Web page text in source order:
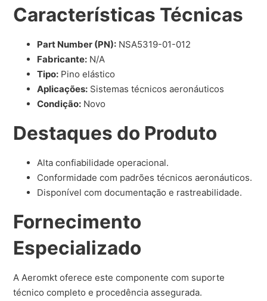
Características Técnicas
Part Number (PN): NSA5319-01-012
Fabricante: N/A
Tipo: Pino elástico
Aplicações: Sistemas técnicos aeronáuticos
Condição: Novo
Destaques do Produto
Alta confiabilidade operacional.
Conformidade com padrões técnicos aeronáuticos.
Disponível com documentação e rastreabilidade.
Fornecimento
Especializado
A Aeromkt oferece este componente com suporte
técnico completo e procedência assegurada.